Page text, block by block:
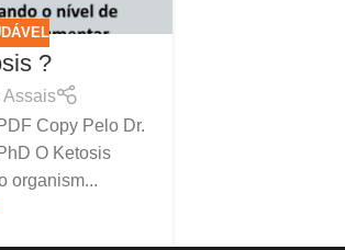
?
Assais
Copy Pelo Dr.
O Ketosis
organism...